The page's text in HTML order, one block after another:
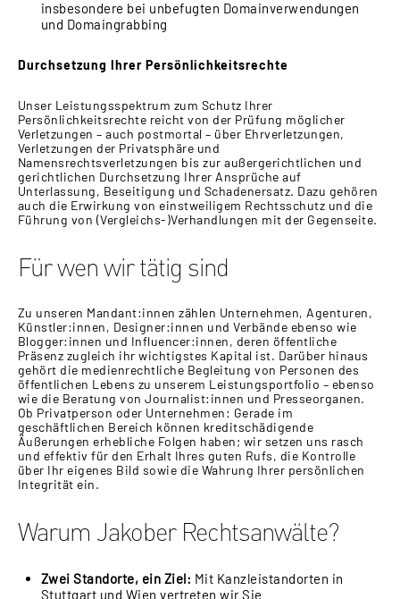
insbesondere bei unbefugten Domainverwendungen
und Domaingrabbing
Durchsetzung Ihrer Persönlichkeitsrechte
Unser Leistungsspektrum zum Schutz Ihrer
Persönlichkeitsrechte reicht von der Prüfung möglicher
Verletzungen – auch postmortal – über Ehrverletzungen,
Verletzungen der Privatsphäre und
Namensrechtsverletzungen bis zur außergerichtlichen und
gerichtlichen Durchsetzung Ihrer Ansprüche auf
Unterlassung, Beseitigung und Schadenersatz. Dazu gehören
auch die Erwirkung von einstweiligem Rechtsschutz und die
Führung von (Vergleichs-)Verhandlungen mit der Gegenseite.
Für wen wir tätig sind
Zu unseren Mandant:innen zählen Unternehmen, Agenturen,
Künstler:innen, Designer:innen und Verbände ebenso wie
Blogger:innen und Influencer:innen, deren öffentliche
Präsenz zugleich ihr wichtigstes Kapital ist. Darüber hinaus
gehört die medienrechtliche Begleitung von Personen des
öffentlichen Lebens zu unserem Leistungsportfolio – ebenso
wie die Beratung von Journalist:innen und Presseorganen.
Ob Privatperson oder Unternehmen: Gerade im
geschäftlichen Bereich können kreditschädigende
Äußerungen erhebliche Folgen haben; wir setzen uns rasch
und effektiv für den Erhalt Ihres guten Rufs, die Kontrolle
über Ihr eigenes Bild sowie die Wahrung Ihrer persönlichen
Integrität ein.
Warum Jakober Rechtsanwälte?
Zwei Standorte, ein Ziel: Mit Kanzleistandorten in
Stuttgart und Wien vertreten wir Sie